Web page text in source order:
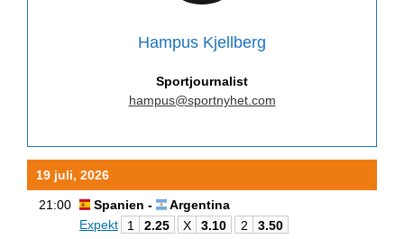
Hampus Kjellberg
Sportjournalist
hampus@sportnyhet.com
19 juli, 2026
21:00 Spanien -
Argentina
Expekt
1 2.25 X 3.10 2 3.50